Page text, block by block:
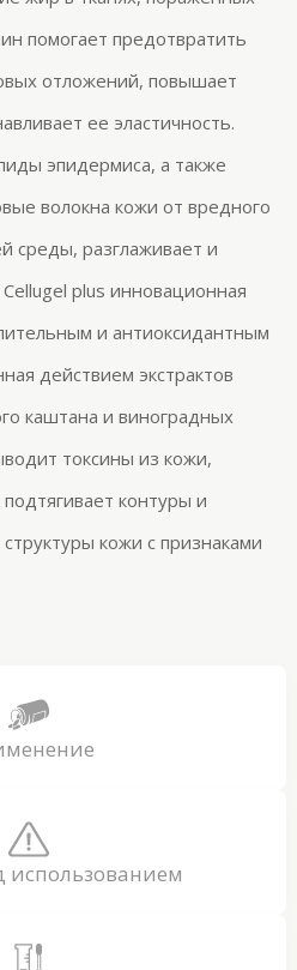
помогает предотвратить
отложений, повышает
ее эластичность.
эпидермиса, а также
волокна кожи от вредного
среды, разглаживает и
Cellugel plus инновационная
и антиоксидантным
действием экстрактов
каштана и виноградных
токсины из кожи,
контуры и
кожи с признаками
использованием